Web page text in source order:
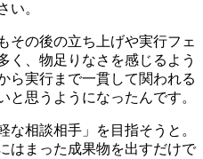
い。
その後の立ち上げや実行フェ
く、物足りなさを感じるよう
ら実行まで一貫して関われる
と思うようになったんです。
な相談相手」を目指そうと。
はまった成果物を出すだけで